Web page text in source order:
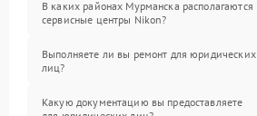
В каких районах Мурманска располагаются
сервисные центры Nikon?
Выполняете ли вы ремонт для юридических
лиц?
Какую документацию вы предоставляете